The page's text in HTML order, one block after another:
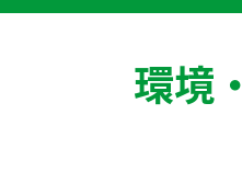
環境